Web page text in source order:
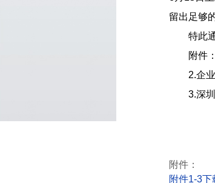
留出足够
特此通
附件：
2.企业
3.深圳
附件：
附件1-3下